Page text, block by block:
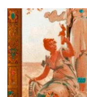
6ÈME
7ÈME
8ÈME
9ÈME